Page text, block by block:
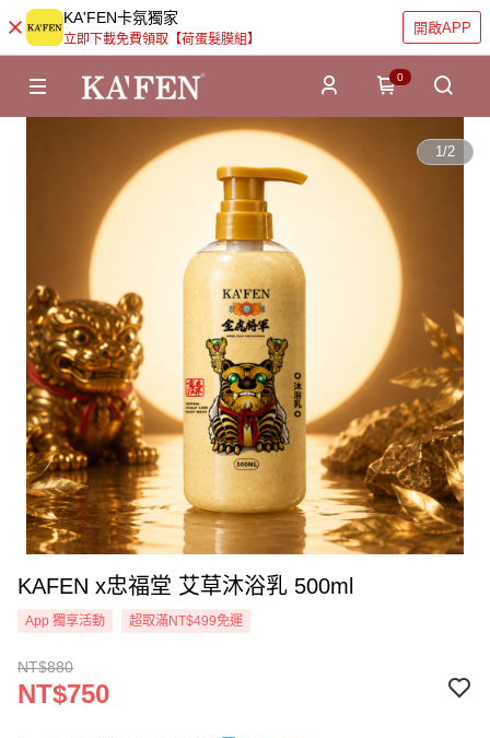
KA'FEN卡氛獨家
立即下載免費領取【荷蛋髮膜組】
開啟APP
0
1/2
KAFEN x忠福堂 艾草沐浴乳 500ml
App 獨享活動 超取滿NT$499免運
NT$880
NT$750